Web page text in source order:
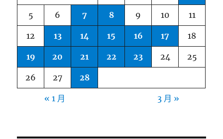
5 6 7 8 9 10 11
12 13 14 15 16 17 18
19 20 21 22 23 24 25
26 27 28
« 1 月 3 月 »